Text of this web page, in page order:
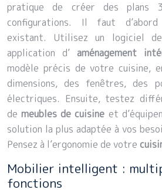
pratique de créer des plans
configurations. Il faut d’abord
existant. Utilisez un logiciel
application d’ aménagement
modèle précis de votre cuisine,
dimensions, des fenêtres, des
électriques. Ensuite, testez
demeubles de cuisine et
solution la plus adaptée à vos
Pensez à l’ergonomie de votre
Mobilier intelligent :
fonctions